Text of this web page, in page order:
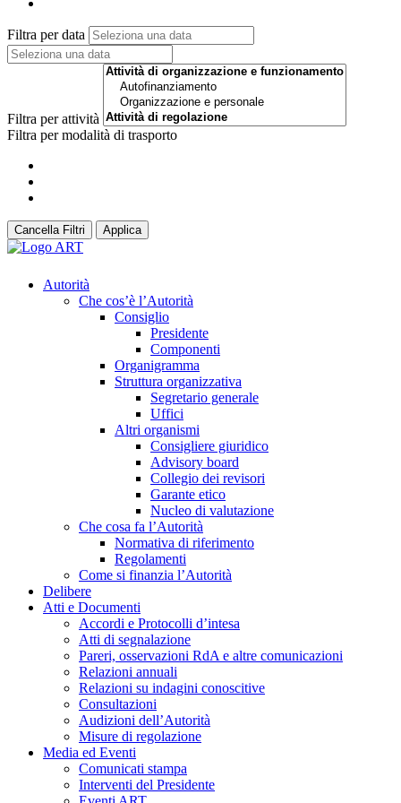
Filtra per data
Filtra per attività
Filtra per modalità di trasporto
Cancella Filtri Applica
Autorità
Che cos’è l’Autorità
Consiglio
Presidente
Componenti
Organigramma
Struttura organizzativa
Segretario generale
Uffici
Altri organismi
Consigliere giuridico
Advisory board
Collegio dei revisori
Garante etico
Nucleo di valutazione
Che cosa fa l’Autorità
Normativa di riferimento
Regolamenti
Come si finanzia l’Autorità
Delibere
Atti e Documenti
Accordi e Protocolli d’intesa
Atti di segnalazione
Pareri, osservazioni RdA e altre comunicazioni
Relazioni annuali
Relazioni su indagini conoscitive
Consultazioni
Audizioni dell’Autorità
Misure di regolazione
Media ed Eventi
Comunicati stampa
Interventi del Presidente